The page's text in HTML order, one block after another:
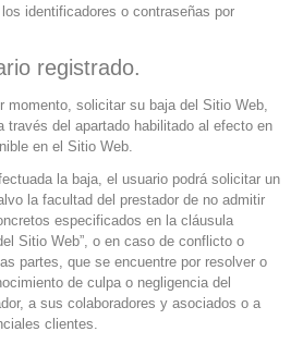
identificadores o contraseñas por
registrado.
momento, solicitar su baja del Sitio Web,
través del apartado habilitado al efecto en
en el Sitio Web.
la baja, el usuario podrá solicitar un
la facultad del prestador de no admitir
especificados en la cláusula
Sitio Web”, o en caso de conflicto o
partes, que se encuentre por resolver o
de culpa o negligencia del
a sus colaboradores y asociados o a
clientes.